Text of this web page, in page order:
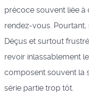
précoce souvent liée à
rendez-vous. Pourtant,
Déçus et surtout
revoir inlassablement
composent souvent la
série partie trop tôt.